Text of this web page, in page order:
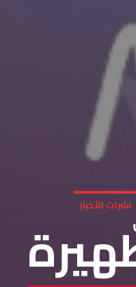
نشرات الأخبار